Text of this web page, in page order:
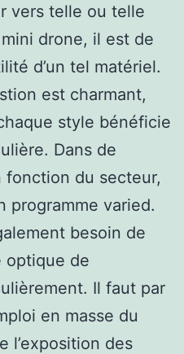
vers telle ou telle
drone, il est de
d’un tel matériel.
est charmant,
style bénéficie
Dans de
fonction du secteur,
programme varied.
besoin de
optique de
Il faut par
en masse du
l’exposition des